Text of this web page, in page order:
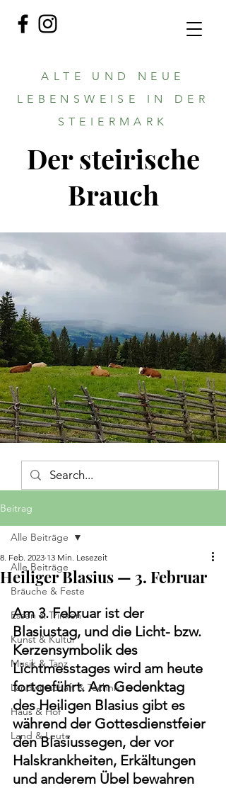
ALTE UND NEUE
LEBENSWEISE IN DER
STEIERMARK
Der steirische
Brauch
Beitrag
Alle Beiträge
Bräuche & Feste
Essen & Trinken
Kunst & Kultur
Musik & Tanz
Landwirtschaft & Technik
Haus & Hof
Land & Leute
Alle Beiträge
Heiliger Blasius — 3. Februar
8. Feb. 2023 13 Min. Lesezeit
Am 3. Februar ist der
Blasiustag, und die Licht- bzw.
Kerzensymbolik des
Lichtmesstages wird am heute
fortgeführt. Am Gedenktag
des Heiligen Blasius gibt es
während der Gottesdienstfeier
den Blasiussegen, der vor
Halskrankheiten, Erkältungen
und anderem Übel bewahren